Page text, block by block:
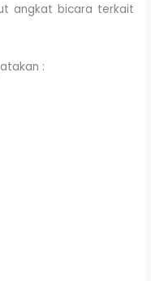
angkat bicara terkait
: